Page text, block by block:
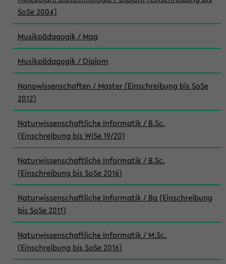
SoSe 2004)
Musikpädagogik / Mag
Musikpädagogik / Diplom
Nanowissenschaften / Master (Einschreibung bis SoSe
2012)
Naturwissenschaftliche Informatik / B.Sc.
(Einschreibung bis WiSe 19/20)
Naturwissenschaftliche Informatik / B.Sc.
(Einschreibung bis SoSe 2016)
Naturwissenschaftliche Informatik / Ba (Einschreibung
bis SoSe 2011)
Naturwissenschaftliche Informatik / M.Sc.
(Einschreibung bis SoSe 2016)